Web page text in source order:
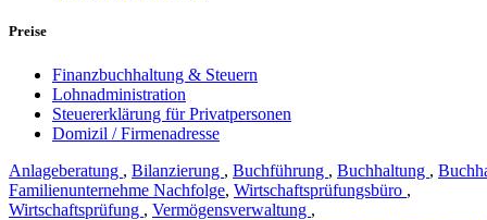
Preise
Finanzbuchhaltung & Steuern
Lohnadministration
Steuererklärung für Privatpersonen
Domizil / Firmenadresse
Anlageberatung , Bilanzierung , Buchführung , Buchhaltung ,
Familienunternehme Nachfolge, Wirtschaftsprüfungsbüro ,
Wirtschaftsprüfung , Vermögensverwaltung ,